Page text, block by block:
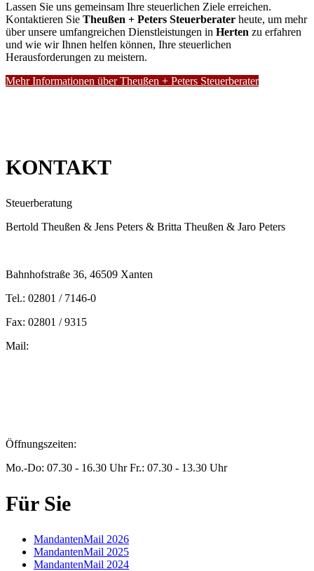
Lassen Sie uns gemeinsam Ihre steuerlichen Ziele erreichen.
Kontaktieren Sie Theußen + Peters Steuerberater heute, um mehr
über unsere umfangreichen Dienstleistungen in Herten zu erfahren
und wie wir Ihnen helfen können, Ihre steuerlichen
Herausforderungen zu meistern.
Mehr Informationen über Theußen + Peters Steuerberater
KONTAKT
Steuerberatung
Bertold Theußen & Jens Peters & Britta Theußen & Jaro Peters
Bahnhofstraße 36, 46509 Xanten
Tel.: 02801 / 7146-0
Fax: 02801 / 9315
Mail:
Öffnungszeiten:
Mo.-Do: 07.30 - 16.30 Uhr Fr.: 07.30 - 13.30 Uhr
Für Sie
MandantenMail 2026
MandantenMail 2025
MandantenMail 2024